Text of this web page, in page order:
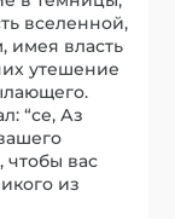
вселенной,
имея власть
утешение
“се, Аз
чтобы вас
из